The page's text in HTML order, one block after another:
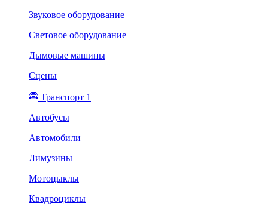
Звуковое оборудование
Световое оборудование
Дымовые машины
Сцены
Транспорт 1
Автобусы
Автомобили
Лимузины
Мотоцыклы
Квадроциклы